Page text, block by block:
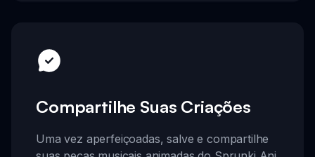
Compartilhe Suas Criações
Uma vez aperfeiçoadas, salve e compartilhe